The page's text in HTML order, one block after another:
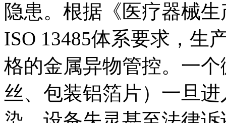
隐患。根据《医疗器械
ISO 13485体系要求，生
格的金属异物管控。一
丝、包装铝箔片）一旦